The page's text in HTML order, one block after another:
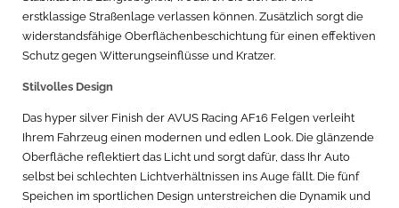
erstklassige Straßenlage verlassen können. Zusätzlich sorgt die
widerstandsfähige Oberflächenbeschichtung für einen effektiven
Schutz gegen Witterungseinflüsse und Kratzer.
Stilvolles Design
Das hyper silver Finish der AVUS Racing AF16 Felgen verleiht
Ihrem Fahrzeug einen modernen und edlen Look. Die glänzende
Oberfläche reflektiert das Licht und sorgt dafür, dass Ihr Auto
selbst bei schlechten Lichtverhältnissen ins Auge fällt. Die fünf
Speichen im sportlichen Design unterstreichen die Dynamik und